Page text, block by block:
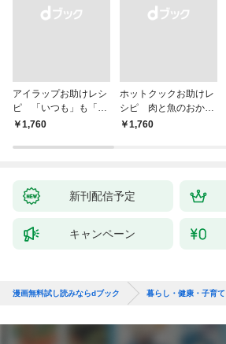
アイラップお助けレシ
ピ 「いつも」も「も
しも」もおいしい！
￥1,760
ホットクックお助けレ
シピ 肉と魚のおか
ず 少ない材料＆調味
￥1,760
新刊配信予定
キャンペーン
漫画無料試し読みならdブック 暮らし・健康・子育て